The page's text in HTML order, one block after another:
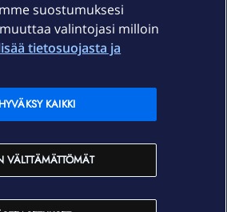
suostumuksesi
valintojasi milloin
tietosuojasta ja
VÄLTTÄMÄTTÖMÄT
HYVÄKSY KAIKKI